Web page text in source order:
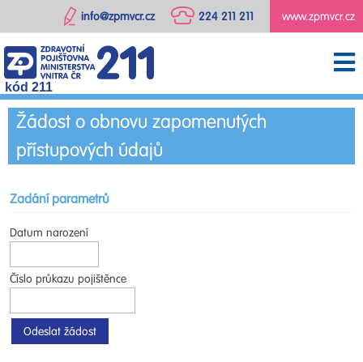
www.zpmvcr.cz
224 211 211
info@zpmvcr.cz
kód 211
Žádost o obnovu zapomenutých
přístupových údajů
Zadání parametrů
Datum narození
Číslo průkazu pojištěnce